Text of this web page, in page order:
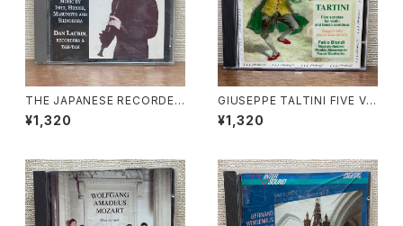
THE JAPANESE RECORDER
【演奏者：Dan Laurin】レコード
会社：BIS 1994年
¥1,320
GIUSEPPE TALTINI FIVE VI
OLIN SONATAS【演奏者：Fab
io Biondi, Maurizio Nadde
社：Opus Production 1992
年
¥1,320